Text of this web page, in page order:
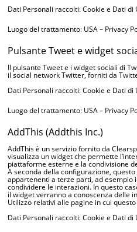
Dati Personali raccolti: Cookie e Dati di
Luogo del trattamento: USA – Privacy
Pulsante Tweet e widget
Il pulsante Tweet e i widget sociali di
il social network Twitter, forniti da
Dati Personali raccolti: Cookie e Dati di
Luogo del trattamento: USA – Privacy
AddThis (Addthis Inc.)
AddThis è un servizio fornito da
visualizza un widget che permette
piattaforme esterne e la condivisione
A seconda della configurazione,
appartenenti a terze parti, ad esempio
condividere le interazioni. In questo
il widget verranno a conoscenza delle
Utilizzo relativi alle pagine in cui
Dati Personali raccolti: Cookie e Dati di